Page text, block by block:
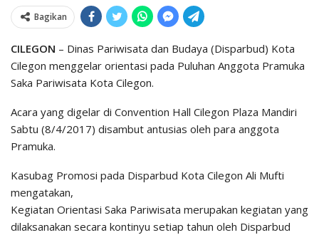
Bagikan
CILEGON – Dinas Pariwisata dan Budaya (Disparbud) Kota
Cilegon menggelar orientasi pada Puluhan Anggota Pramuka
Saka Pariwisata Kota Cilegon.
Acara yang digelar di Convention Hall Cilegon Plaza Mandiri
Sabtu (8/4/2017) disambut antusias oleh para anggota
Pramuka.
Kasubag Promosi pada Disparbud Kota Cilegon Ali Mufti
mengatakan,
Kegiatan Orientasi Saka Pariwisata merupakan kegiatan yang
dilaksanakan secara kontinyu setiap tahun oleh Disparbud